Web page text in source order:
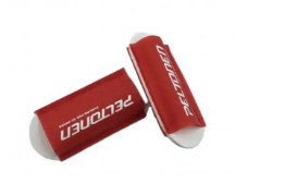
Werbeartikel
anfragen